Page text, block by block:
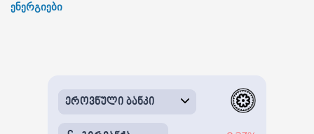
ენერგიები